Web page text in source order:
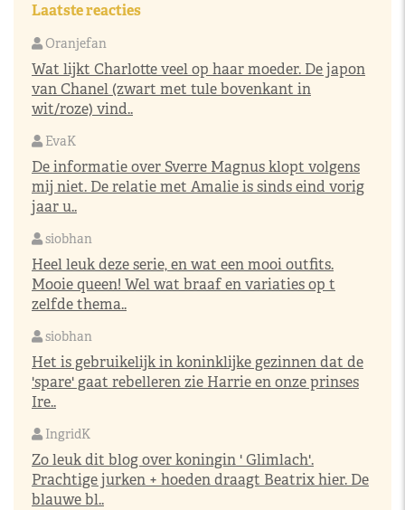
Laatste reacties
Oranjefan
Wat lijkt Charlotte veel op haar moeder. De japon
van Chanel (zwart met tule bovenkant in
wit/roze) vind..
EvaK
De informatie over Sverre Magnus klopt volgens
mij niet. De relatie met Amalie is sinds eind vorig
jaar u..
siobhan
Heel leuk deze serie, en wat een mooi outfits.
Mooie queen! Wel wat braaf en variaties op t
zelfde thema..
siobhan
Het is gebruikelijk in koninklijke gezinnen dat de
'spare' gaat rebelleren zie Harrie en onze prinses
Ire..
IngridK
Zo leuk dit blog over koningin ' Glimlach'.
Prachtige jurken + hoeden draagt Beatrix hier. De
blauwe bl..